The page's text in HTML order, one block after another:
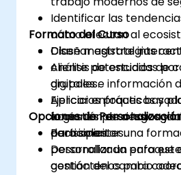
Identificar las
cómo afectan al
Diseñar estrategias
cliente potenciadas
digitales e información
Aplicar enfoques
la gestión de riesgos y
decisiones.
Desarrollar un enfoque
gestión del cambio
Formato del Curso
Clase magistral
Análisis de estudios de
grupales.
Ejercicios prácticos y
acciones para las
participantes.
Opciones de
Para solicitar una
personalizada para
contáctenos para